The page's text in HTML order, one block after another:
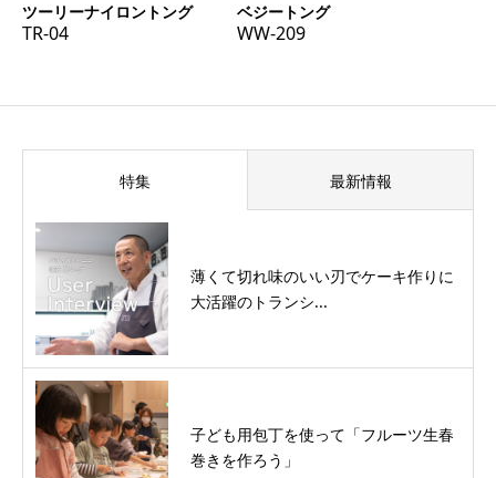
ツーリーナイロントング
TR-04
ベジートング
WW-209
特集 最新情報
薄くて切れ味のいい刃でケーキ作りに
大活躍のトランシ...
子ども用包丁を使って「フルーツ生春
巻きを作ろう」